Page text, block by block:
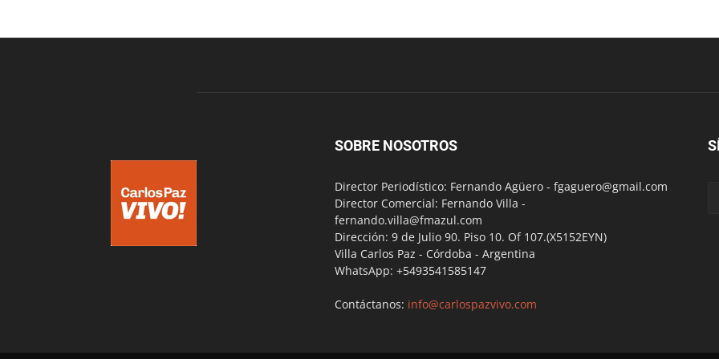
SOBRE NOSOTROS
Director Periodístico: Fernando Agüero - fgaguero@gmail.com
Director Comercial: Fernando Villa -
fernando.villa@fmazul.com
Dirección: 9 de Julio 90. Piso 10. Of 107.(X5152EYN)
Villa Carlos Paz - Córdoba - Argentina
WhatsApp: +5493541585147
Contáctanos: info@carlospazvivo.com